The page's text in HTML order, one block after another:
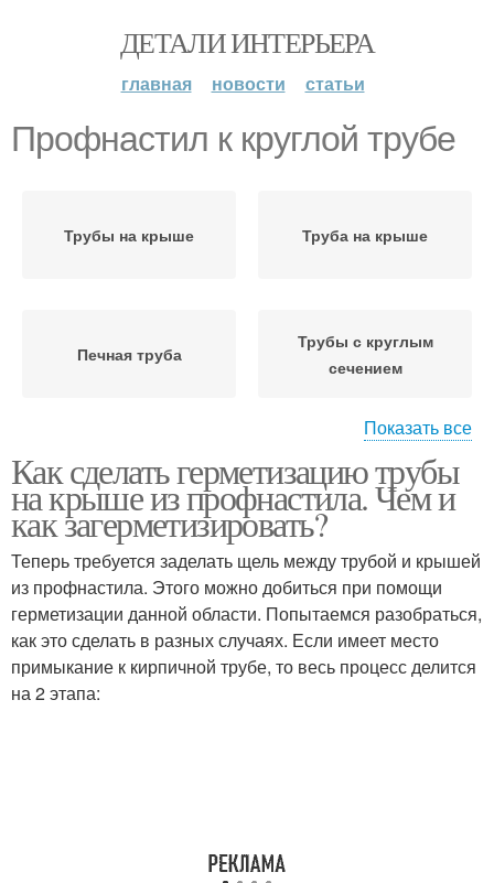
ДЕТАЛИ ИНТЕРЬЕРА
главная новости статьи
Профнастил к круглой трубе
Трубы на крыше Труба на крыше
Печная труба
Трубы с круглым
сечением
профнастил
Герметик для печной
трубы
Круглая труба
Фартук на круглую
трубу
Показать все
Как сделать герметизацию трубы
на крыше из профнастила. Чем и
как загерметизировать?
Теперь требуется заделать щель между трубой и крышей
из профнастила. Этого можно добиться при помощи
герметизации данной области. Попытаемся разобраться,
как это сделать в разных случаях. Если имеет место
примыкание к кирпичной трубе, то весь процесс делится
на 2 этапа: